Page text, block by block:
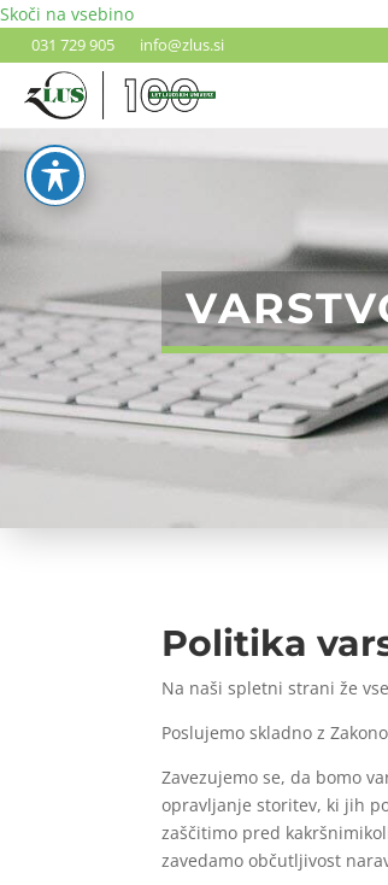
Skoči na vsebino
031 729 905 info@zlus.si
Politika
Na naši spletni strani že
Poslujemo skladno z
Zavezujemo se, da bomo
opravljanje storitev, ki jih
zaščitimo pred
zavedamo občutljivost